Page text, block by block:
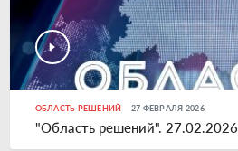
ОБЛАСТЬ РЕШЕНИЙ 27 ФЕВРАЛЯ 2026
"Область решений". 27.02.2026